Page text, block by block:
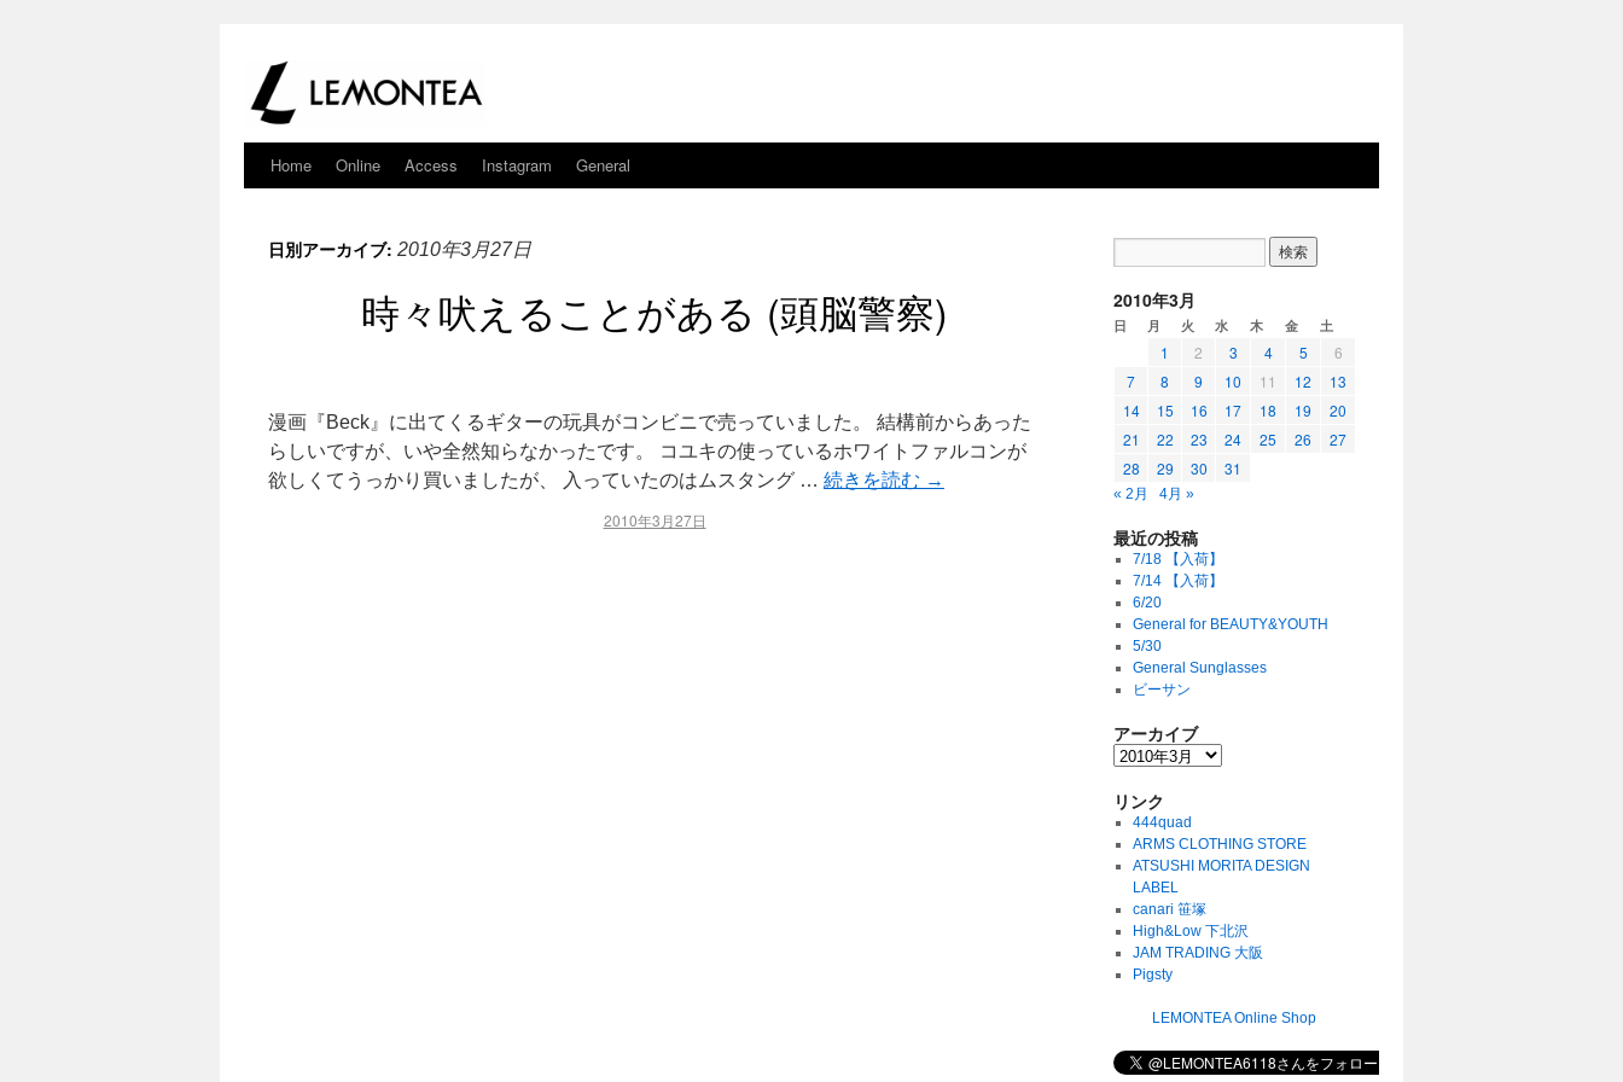
Home Online Access Instagram General
日別アーカイブ: 2010年3月27日
時々吠えることがある (頭脳警察)
漫画『Beck』に出てくるギターの玩具がコンビニで売っていました。 結構前からあった
らしいですが、いや全然知らなかったです。 コユキの使っているホワイトファルコンが
欲しくてうっかり買いましたが、 入っていたのはムスタング … 続きを読む →
2010年3月27日
2010年3月
日 月 火 水 木 金 土
1 2 3 4 5
6
7
8 9 10 11 12
13
14
15 16 17 18 19
20
21
22 23 24 25 26
27
28
29 30 31
« 2月 4月 »
最近の投稿
7/18 【入荷】
7/14 【入荷】
6/20
General for BEAUTY&YOUTH
5/30
General Sunglasses
ビーサン
アーカイブ
リンク
444quad
ARMS CLOTHING STORE
ATSUSHI MORITA DESIGN
LABEL
canari 笹塚
High&Low 下北沢
JAM TRADING 大阪
Pigsty
LEMONTEA Online Shop